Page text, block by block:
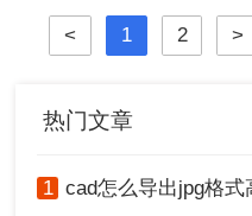
转换文档格式。其中ofd文件
转图片，但是ofd文件怎么转
下面让小编为大家解开疑惑
< 1 2 >
热门文章
1 cad怎么导出jpg格式